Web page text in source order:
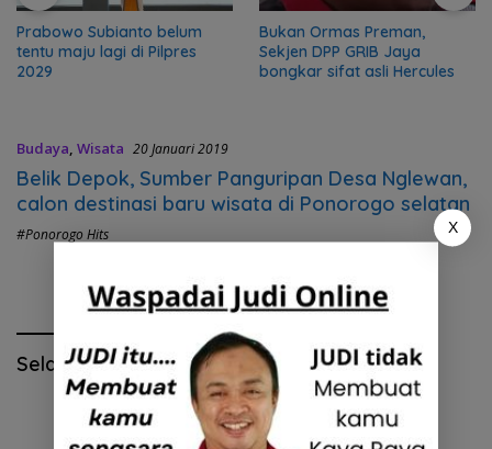
Prabowo Subianto belum
tentu maju lagi di Pilpres
2029
Bukan Ormas Preman,
Sekjen DPP GRIB Jaya
bongkar sifat asli Hercules
Budaya, Wisata 20 Januari 2019
Belik Depok, Sumber Panguripan Desa Nglewan,
calon destinasi baru wisata di Ponorogo selatan
#Ponorogo Hits
Selamat Hari Pendidikan Nasional
X